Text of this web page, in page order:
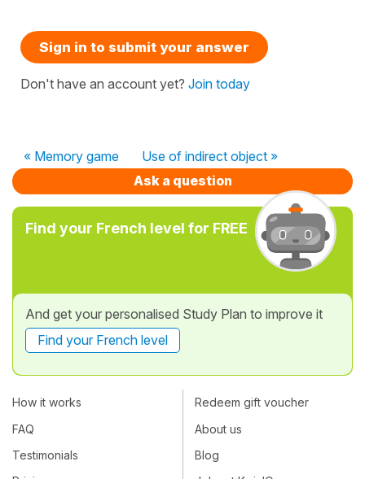
Sign in to submit your answer
Don't have an account yet? Join today
« Memory game
Use of indirect object »
Ask a question
Find your French level for FREE
And get your personalised Study Plan to improve it
Find your French level
How it works
FAQ
Testimonials
Redeem gift voucher
About us
Blog